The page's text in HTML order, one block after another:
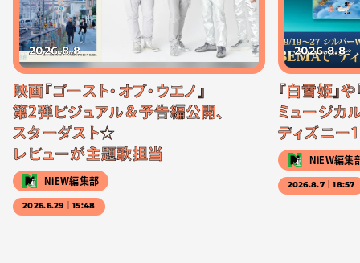
2026.8.8
映画『ゴースト・オブ・ウエノ』
第2弾ビジュアル＆予告編公開、
スターダスト☆
レビューが主題歌担当
NiEW編集部
2026.6.29｜15:48
2026.8.8
『白雪姫』
ミュージカル
ディズニー
NiEW編集
2026.8.7｜18:57